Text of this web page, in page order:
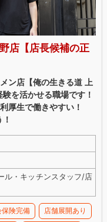
店【店長候補の正
ン店【俺の生きる道 上
を活かせる職場です！
厚生で働きやすい！
ル・キッチンスタッフ/店
保険完備 店舗展開あり